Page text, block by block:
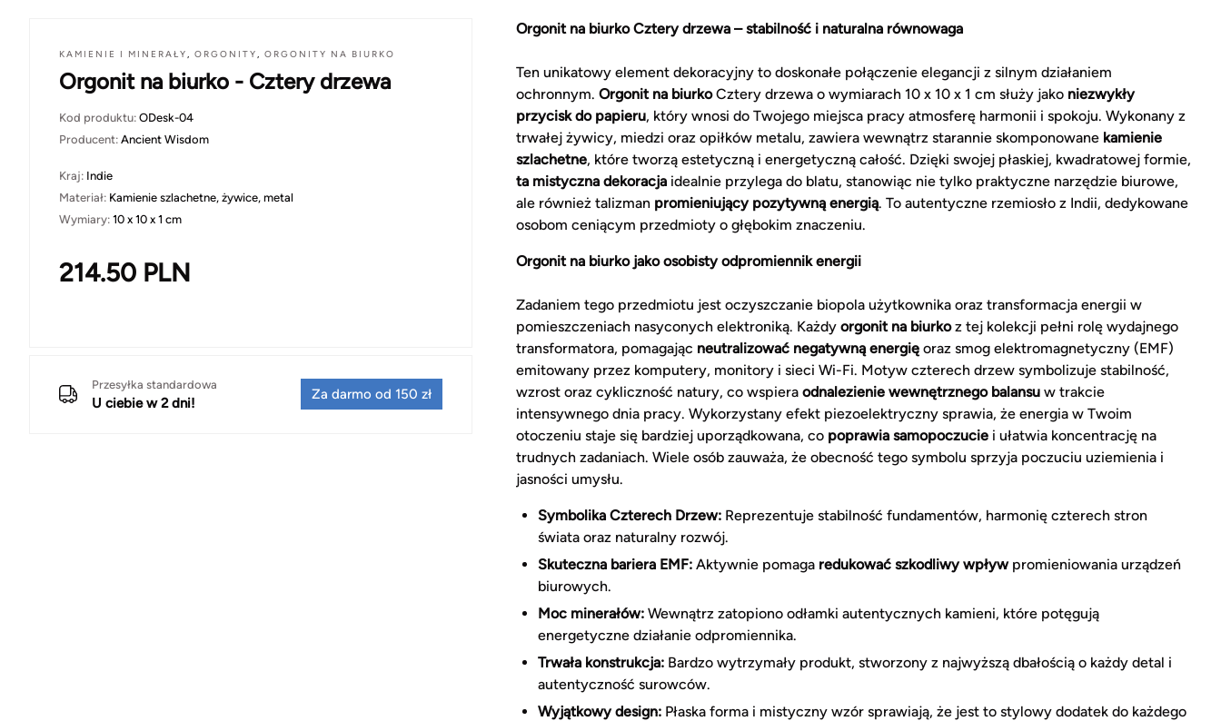
KAMIENIE I MINERAŁY, ORGONITY, ORGONITY NA BIURKO
Orgonit na biurko - Cztery drzewa
Kod produktu: ODesk-04
Producent: Ancient Wisdom
Kraj: Indie
Materiał: Kamienie szlachetne, żywice, metal
Wymiary: 10 x 10 x 1 cm
214.50 PLN
Przesyłka standardowa
U ciebie w 2 dni!
Za darmo od 150 zł
Orgonit na biurko Cztery drzewa – stabilność i naturalna równowaga
Ten unikatowy element dekoracyjny to doskonałe połączenie elegancji z silnym działaniem
ochronnym. Orgonit na biurkoCztery drzewa o wymiarach 10 x 10 x 1 cm służy jako niezwykły
przycisk do papieru, który wnosi do Twojego miejsca pracy atmosferę harmonii i spokoju. Wykonany z
trwałej żywicy, miedzi oraz opiłków metalu, zawiera wewnątrz starannie skomponowane kamienie
szlachetne, które tworzą estetyczną i energetyczną całość. Dzięki swojej płaskiej, kwadratowej formie,
ta mistyczna dekoracja idealnie przylega do blatu, stanowiąc nie tylko praktyczne narzędzie biurowe,
ale również talizman promieniujący pozytywną energią. To autentyczne rzemiosło z Indii, dedykowane
osobom ceniącym przedmioty o głębokim znaczeniu.
Orgonit na biurko jako osobisty odpromiennik energii
Zadaniem tego przedmiotu jest oczyszczanie biopola użytkownika oraz transformacja energii w
pomieszczeniach nasyconych elektroniką. Każdy orgonit na biurkoz tej kolekcji pełni rolę wydajnego
transformatora, pomagając neutralizować negatywną energię oraz smog elektromagnetyczny (EMF)
emitowany przez komputery, monitory i sieci Wi-Fi. Motyw czterech drzew symbolizuje stabilność,
wzrost oraz cykliczność natury, co wspiera odnalezienie wewnętrznego balansu w trakcie
intensywnego dnia pracy. Wykorzystany efekt piezoelektryczny sprawia, że energia w Twoim
otoczeniu staje się bardziej uporządkowana, co poprawia samopoczucie i ułatwia koncentrację na
trudnych zadaniach. Wiele osób zauważa, że obecność tego symbolu sprzyja poczuciu uziemienia i
jasności umysłu.
Symbolika Czterech Drzew: Reprezentuje stabilność fundamentów, harmonię czterech stron
świata oraz naturalny rozwój.
Skuteczna bariera EMF: Aktywnie pomaga redukować szkodliwy wpływpromieniowania urządzeń
biurowych.
Moc minerałów: Wewnątrz zatopiono odłamki autentycznych kamieni, które potęgują
energetyczne działanie odpromiennika.
Trwała konstrukcja: Bardzo wytrzymały produkt, stworzony z najwyższą dbałością o każdy detal i
autentyczność surowców.
Wyjątkowy design: Płaska forma i mistyczny wzór sprawiają, że jest to stylowy dodatek do każdego